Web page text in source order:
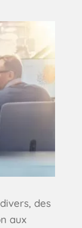
des
aux